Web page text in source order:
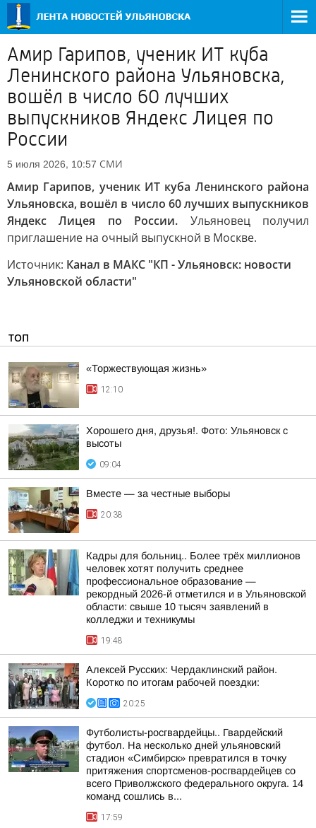
Амир Гарипов, ученик ИТ куба
Ленинского района Ульяновска,
вошёл в число 60 лучших
выпускников Яндекс Лицея по
России
5 июля 2026, 10:57 СМИ
Амир Гарипов, ученик ИТ куба Ленинского района
Ульяновска, вошёл в число 60 лучших выпускников
Яндекс Лицея по России. Ульяновец получил
приглашение на очный выпускной в Москве.
Источник: Канал в МАКС "КП - Ульяновск: новости
Ульяновской области"
ТОП
«Торжествующая жизнь»
12:10
Хорошего дня, друзья!. Фото: Ульяновск с
высоты
09:04
Вместе — за честные выборы
20:38
Кадры для больниц.. Более трёх миллионов
человек хотят получить среднее
профессиональное образование —
рекордный 2026-й отметился и в Ульяновской
области: свыше 10 тысяч заявлений в
колледжи и техникумы
19:48
Алексей Русских: Чердаклинский район.
Коротко по итогам рабочей поездки:
20:25
Футболисты-росгвардейцы.. Гвардейский
футбол. На несколько дней ульяновский
стадион «Симбирск» превратился в точку
притяжения спортсменов-росгвардейцев со
всего Приволжского федерального округа. 14
команд сошлись в...
17:59